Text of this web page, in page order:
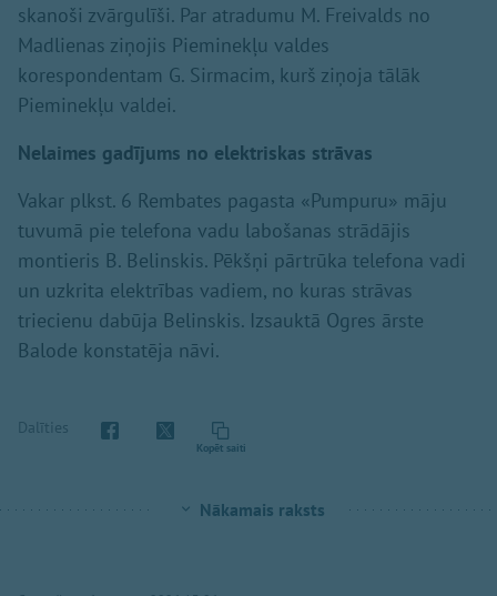
skanoši zvārgulīši. Par atradumu M. Freivalds no
Madlienas ziņojis Pieminekļu valdes
korespondentam G. Sirmacim, kurš ziņoja tālāk
Pieminekļu valdei.
Nelaimes gadījums no elektriskas strāvas
Vakar plkst. 6 Rembates pagasta «Pumpuru» māju
tuvumā pie telefona vadu labošanas strādājis
montieris B. Belinskis. Pēkšņi pārtrūka telefona vadi
un uzkrita elektrības vadiem, no kuras strāvas
triecienu dabūja Belinskis. Izsauktā Ogres ārste
Balode konstatēja nāvi.
Dalīties
Kopēt saiti
Nākamais raksts